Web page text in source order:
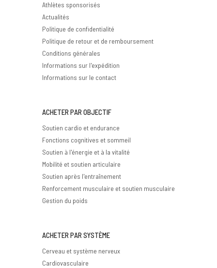
Athlètes sponsorisés
Actualités
Politique de confidentialité
Politique de retour et de remboursement
Conditions générales
Informations sur l'expédition
Informations sur le contact
ACHETER PAR OBJECTIF
Soutien cardio et endurance
Fonctions cognitives et sommeil
Soutien à l'énergie et à la vitalité
Mobilité et soutien articulaire
Soutien après l'entraînement
Renforcement musculaire et soutien musculaire
Gestion du poids
ACHETER PAR SYSTÈME
Cerveau et système nerveux
Cardiovasculaire